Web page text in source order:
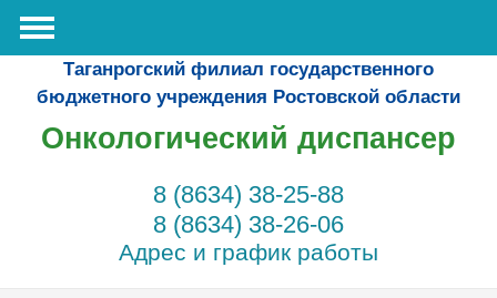
Таганрогский филиал государственного
бюджетного учреждения Ростовской области
Онкологический диспансер
8 (8634) 38-25-88
8 (8634) 38-26-06
Адрес и график работы